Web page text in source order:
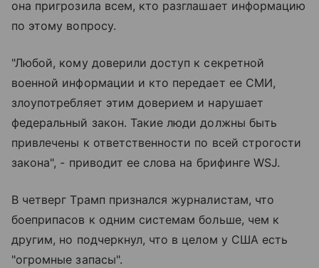
она пригрозила всем, кто разглашает информацию
по этому вопросу.
"Любой, кому доверили доступ к секретной
военной информации и кто передает ее СМИ,
злоупотребляет этим доверием и нарушает
федеральный закон. Такие люди должны быть
привлечены к ответственности по всей строгости
закона", - приводит ее слова на брифинге WSJ.
В четверг Трамп признался журналистам, что
боеприпасов к одним системам больше, чем к
другим, но подчеркнул, что в целом у США есть
"огромные запасы".